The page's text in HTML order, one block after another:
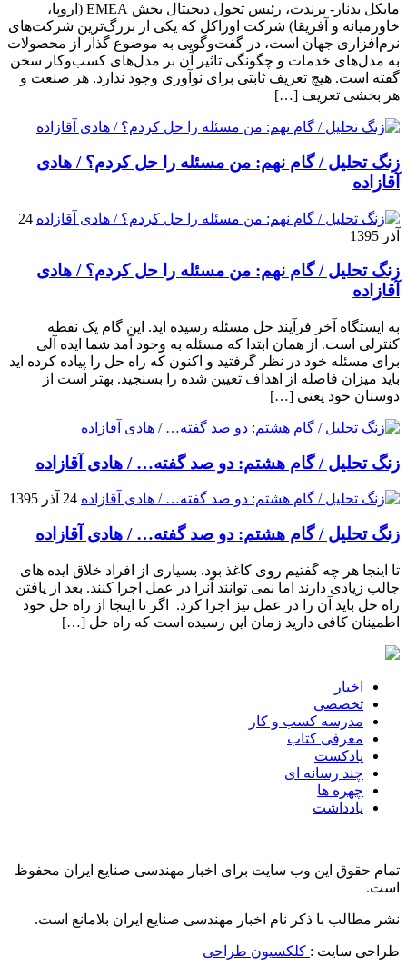
مایکل بدنار- برندت، رئیس تحول دیجیتال بخش EMEA (اروپا،
خاورمیانه و آفریقا) شرکت اوراکل که یکی از بزرگ‌ترین شرکت‌های
نرم‌افزاری جهان است، در گفت‌وگویی به موضوع گذار از محصولات
به مدل‌های خدمات و چگونگی تاثیر آن بر مدل‌های کسب‌و‌کار سخن
گفته است. هیچ تعریف ثابتی برای نوآوری وجود ندارد. هر صنعت و
هر بخشی تعریف […]
زنگ تحلیل / گام نهم: من مسئله را حل کردم؟ / هادی
آقازاده
24
آذر 1395
زنگ تحلیل / گام نهم: من مسئله را حل کردم؟ / هادی
آقازاده
به ایستگاه آخر فرآیند حل مسئله رسیده اید. این گام یک نقطه
کنترلی است. از همان ابتدا که مسئله به وجود آمد شما ایده آلی
برای مسئله خود در نظر گرفتید و اکنون که راه حل را پیاده کرده اید
باید میزان فاصله از اهداف تعیین شده را بسنجید. بهتر است از
دوستان خود یعنی […]
زنگ تحلیل / گام هشتم: دو صد گفته… / هادی آقازاده
24 آذر 1395
زنگ تحلیل / گام هشتم: دو صد گفته… / هادی آقازاده
تا اینجا هر چه گفتیم روی کاغذ بود. بسیاری از افراد خلاق ایده های
جالب زیادی دارند اما نمی توانند آنرا در عمل اجرا کنند. بعد از یافتن
راه حل باید آن را در عمل نیز اجرا کرد. اگر تا اینجا از راه حل خود
اطمینان کافی دارید زمان این رسیده است که راه حل […]
اخبار
تخصصی
مدرسه کسب و کار
معرفی کتاب
پادکست
چند رسانه ای
چهره ها
یادداشت
تمام حقوق این وب سایت برای اخبار مهندسی صنایع ایران محفوظ
است.
نشر مطالب با ذکر نام اخبار مهندسی صنایع ایران بلامانع است.
طراحی سایت : کلکسیون طراحی